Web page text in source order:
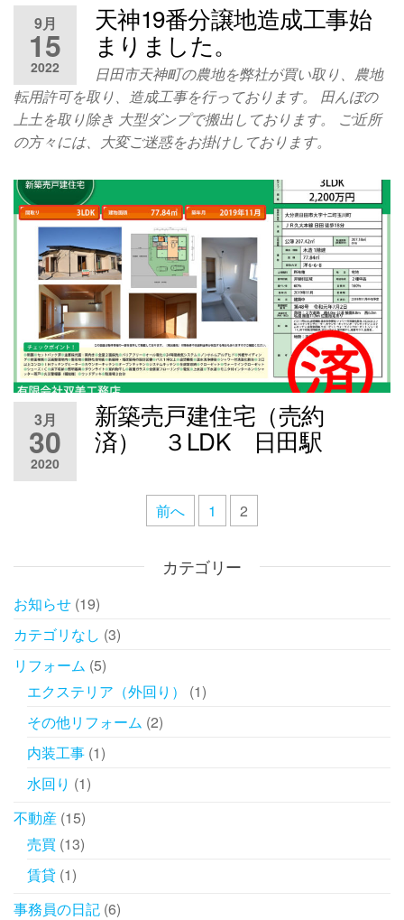
9月
15
2022
天神19番分譲地造成工事始
まりました。
日田市天神町の農地を弊社が買い取り、農地
転用許可を取り、造成工事を行っております。 田んぼの
上土を取り除き 大型ダンプで搬出しております。 ご近所
の方々には、大変ご迷惑をお掛けしております。
3月
30
2020
新築売戸建住宅（売約
済） ３LDK 日田駅
投稿ナビゲーション
前へ 1 2
カテゴリー
お知らせ (19)
カテゴリなし (3)
リフォーム (5)
エクステリア（外回り）
(1)
その他リフォーム (2)
内装工事 (1)
水回り (1)
不動産 (15)
売買 (13)
賃貸 (1)
事務員の日記 (6)